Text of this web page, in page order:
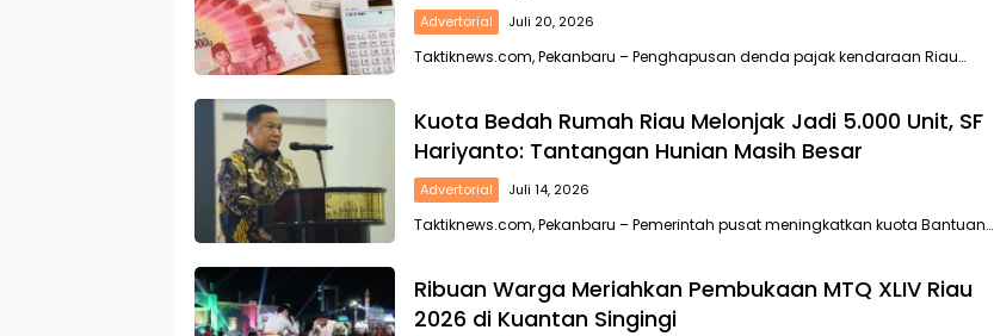
Advertorial Juli 20, 2026
Taktiknews.com, Pekanbaru – Penghapusan denda pajak kendaraan Riau…
Kuota Bedah Rumah Riau Melonjak Jadi 5.000 Unit, SF
Hariyanto: Tantangan Hunian Masih Besar
Advertorial Juli 14, 2026
Taktiknews.com, Pekanbaru – Pemerintah pusat meningkatkan kuota Bantuan…
Ribuan Warga Meriahkan Pembukaan MTQ XLIV Riau
2026 di Kuantan Singingi